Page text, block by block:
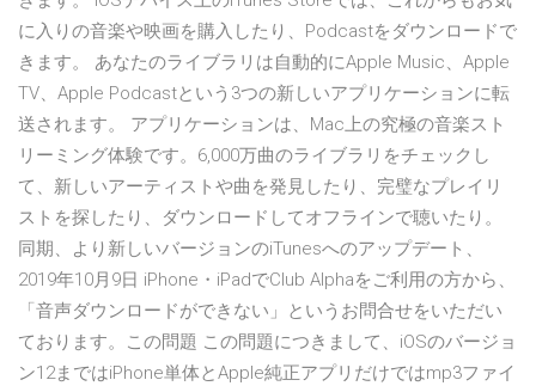
に入りの音楽や映画を購入したり、Podcastをダウンロードで
きます。 あなたのライブラリは自動的にApple Music、Apple
TV、Apple Podcastという3つの新しいアプリケーションに転
送されます。 アプリケーションは、Mac上の究極の音楽スト
リーミング体験です。6,000万曲のライブラリをチェックし
て、新しいアーティストや曲を発見したり、完璧なプレイリ
ストを探したり、ダウンロードしてオフラインで聴いたり。
同期、より新しいバージョンのiTunesへのアップデート、
2019年10月9日 iPhone・iPadでClub Alphaをご利用の方から、
「音声ダウンロードができない」というお問合せをいただい
ております。この問題 この問題につきまして、iOSのバージョ
ン12まではiPhone単体とApple純正アプリだけではmp3ファイ